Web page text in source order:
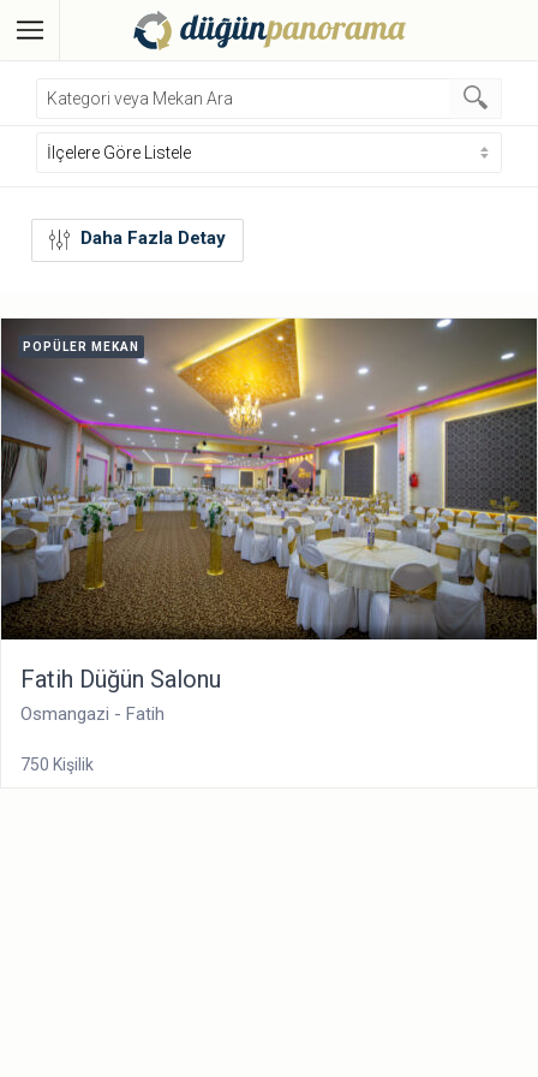
Daha Fazla Detay
POPÜLER MEKAN
Fatih Düğün Salonu
Osmangazi - Fatih
750 Kişilik